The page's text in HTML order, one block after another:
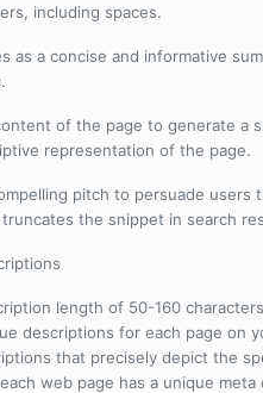
including spaces.
as a concise and informative
of the page to generate a
representation of the page.
pitch to persuade
the snippet in search
length of 50-160
descriptions for each page on
that precisely depict the
web page has a unique